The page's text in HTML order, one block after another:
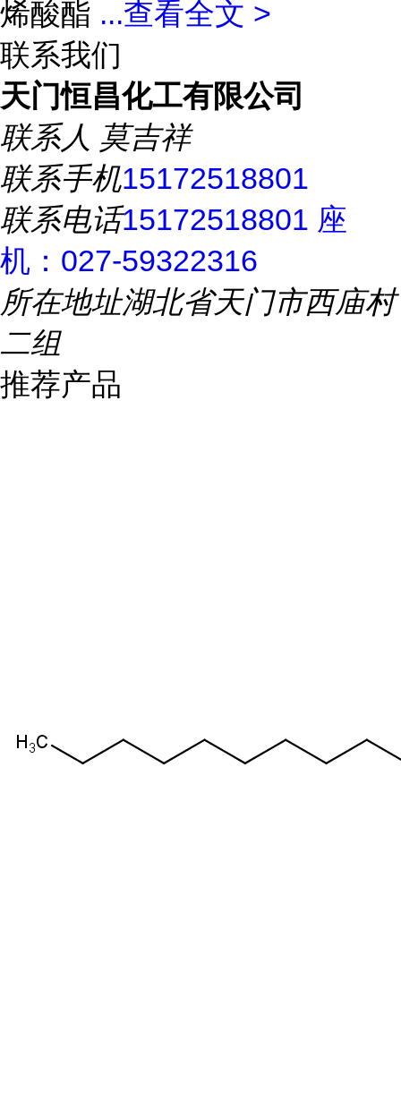
烯酸酯 ...查看全文 >
联系我们
天门恒昌化工有限公司
联系人 莫吉祥
联系手机15172518801
联系电话15172518801 座
机：027-59322316
所在地址湖北省天门市西庙村
二组
推荐产品